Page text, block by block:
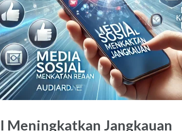
Meningkatkan Jangkauan